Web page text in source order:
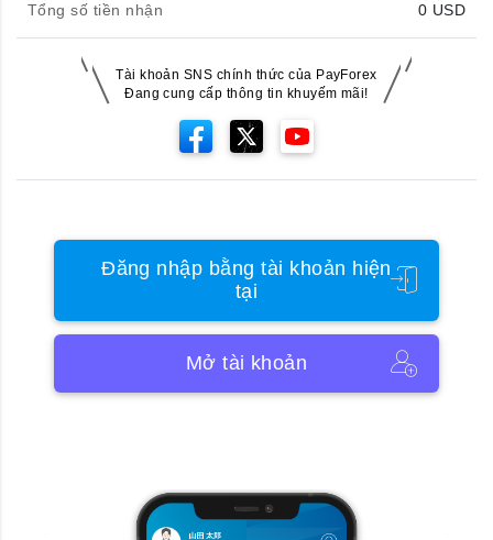
Tổng số tiền nhận 0 USD
Tài khoản SNS chính thức của PayForex
Đang cung cấp thông tin khuyếm mãi!
Đăng nhập bằng tài khoản hiện
tại
Mở tài khoản